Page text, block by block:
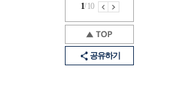
1/10
공유하기